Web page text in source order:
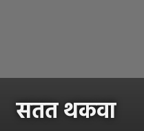
सतत थकवा